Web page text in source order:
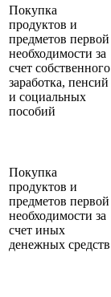
Покупка
продуктов и
предметов первой
необходимости за
счет собственного
заработка, пенсий
и социальных
пособий
Покупка
продуктов и
предметов первой
необходимости за
счет иных
денежных средств